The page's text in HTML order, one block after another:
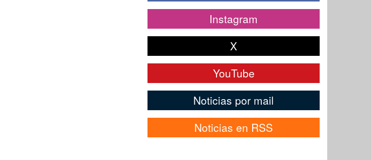
Instagram
X
YouTube
Noticias por mail
Noticias en RSS